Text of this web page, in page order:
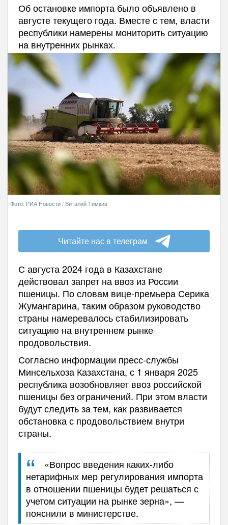
Об остановке импорта было объявлено в
августе текущего года. Вместе с тем, власти
республики намерены мониторить ситуацию
на внутренних рынках.
Фото: РИА Новости / Виталий Тимкив
Читайте нас в телеграм
С августа 2024 года в Казахстане
действовал запрет на ввоз из России
пшеницы. По словам вице-премьера Серика
Жумангарина, таким образом руководство
страны намеревалось стабилизировать
ситуацию на внутреннем рынке
продовольствия.
Согласно информации пресс-службы
Минсельхоза Казахстана, с 1 января 2025
республика возобновляет ввоз российской
пшеницы без ограничений. При этом власти
будут следить за тем, как развивается
обстановка с продовольствием внутри
страны.
«Вопрос введения каких-либо
нетарифных мер регулирования импорта
в отношении пшеницы будет решаться с
учетом ситуации на рынке зерна», —
пояснили в министерстве.